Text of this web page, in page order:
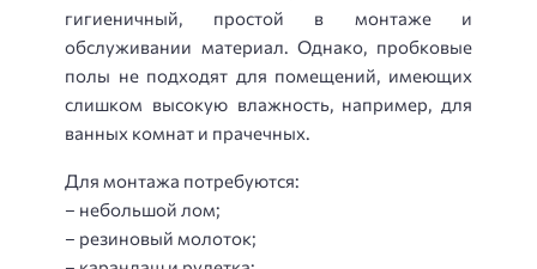
гигиеничный, простой в монтаже и
обслуживании материал. Однако, пробковые
полы не подходят для помещений, имеющих
слишком высокую влажность, например, для
ванных комнат и прачечных.
Для монтажа потребуются:
– небольшой лом;
– резиновый молоток;